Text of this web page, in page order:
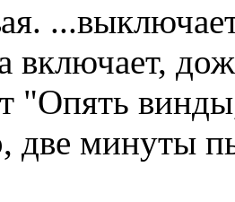
включает,
"Опять
две минуты